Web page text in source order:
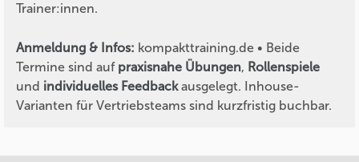
Trainer:innen.
Anmeldung & Infos: kompakttraining.de • Beide
Termine sind auf praxisnahe Übungen, Rollenspiele
und individuelles Feedbackausgelegt. Inhouse-
Varianten für Vertriebsteams sind kurzfristig buchbar.